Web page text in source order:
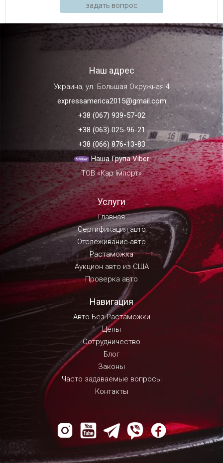
задать вопрос
Наш адрес
Украина, ул. Большая Окружная 4
expressamerica2015@gmail.com
+38 (067) 939-57-02
+38 (063) 025-96-21
+38 (066) 876-13-83
Наша Група Viber
ТОВ «Кар Імпорт»
Услуги
Главная
Сертификация авто
Отслеживание авто
Растаможка
Аукцион авто из США
Проверка авто
Навигация
Авто Без Растаможки
Цены
Сотрудничество
Блог
Законы
Часто задаваемые вопросы
Контакты